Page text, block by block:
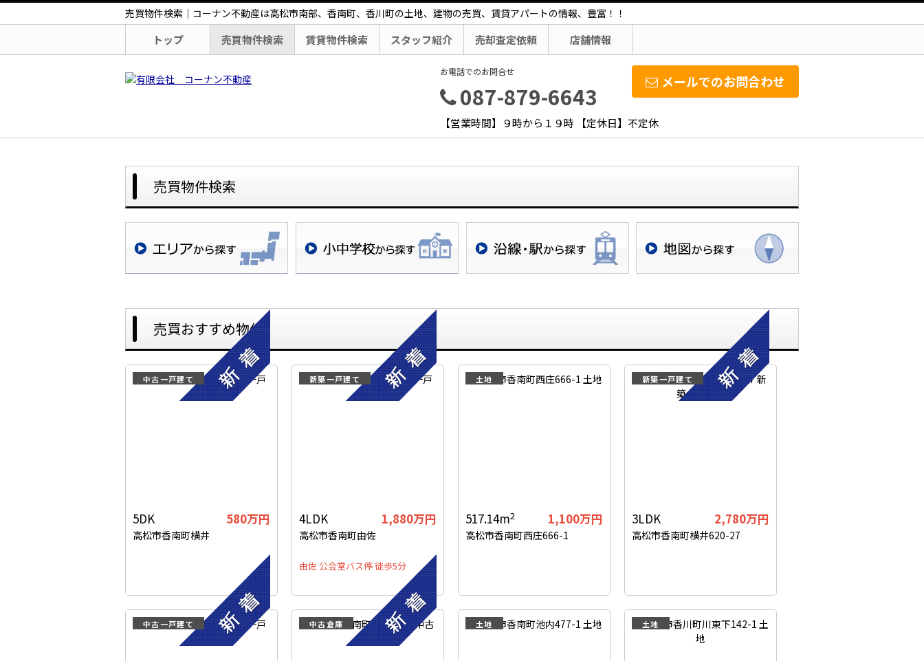
売買物件検索｜コーナン不動産は高松市南部、香南町、香川町の土地、建物の売買、賃貸アパートの情報、豊富！！
トップ 売買物件検索 賃貸物件検索 スタッフ紹介 売却査定依頼 店舗情報
メールでのお問合わせ
お電話でのお問合せ
087-879-6643
【営業時間】９時から１９時 【定休日】不定休
売買物件検索
売買おすすめ物件
中古一戸建て
5DK 580万円
高松市香南町横井
新築一戸建て
4LDK 1,880万円
高松市香南町由佐
由佐 公会堂バス停 徒歩5分
土地
517.14m2 1,100万円
高松市香南町西庄666-1
新築一戸建て
3LDK 2,780万円
高松市香南町横井620-27
中古一戸建て 中古倉庫 土地 土地